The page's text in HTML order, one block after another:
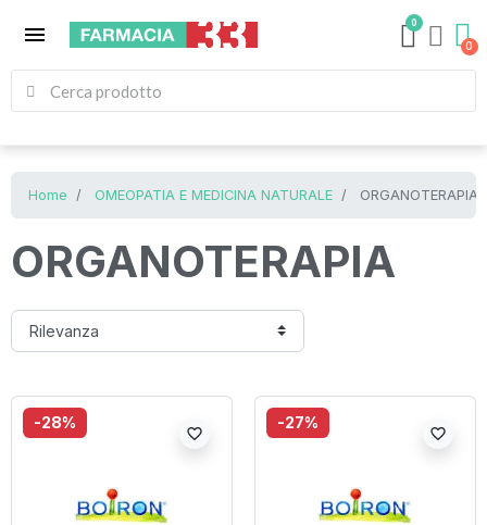
menu 0
Home OMEOPATIA E MEDICINA NATURALE ORGANOTERAPIA
ORGANOTERAPIA
-28%
favorite_border
-27%
favorite_border